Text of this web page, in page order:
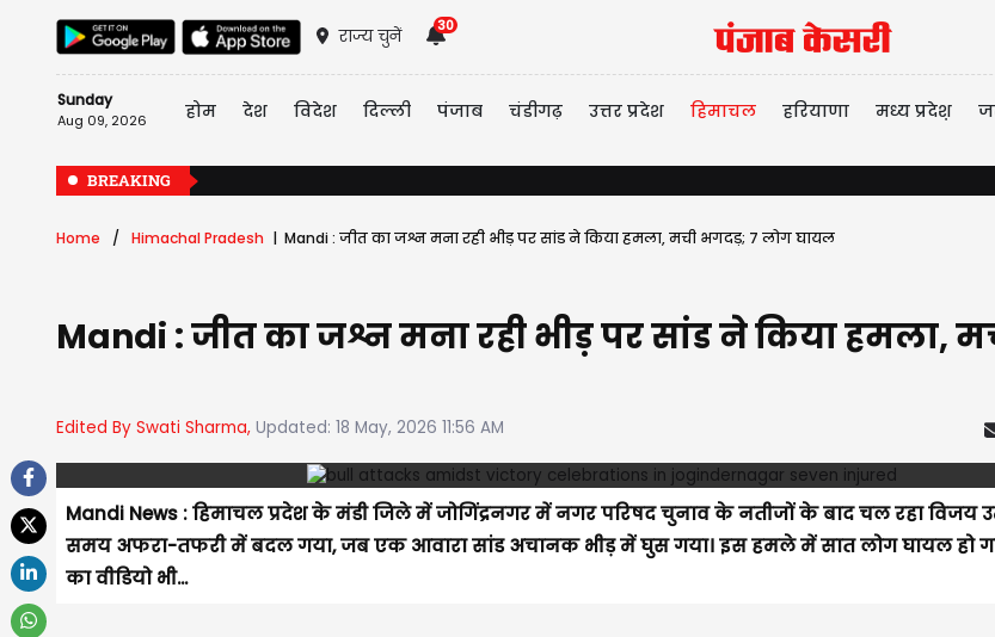
राज्य चुनें
30
Sunday
Aug 09, 2026 होम देश विदेश दिल्ली पंजाब चंडीगढ़ उत्तर प्रदेश हिमाचल हरियाणा मध्य प्रदेश़
BREAKING
Home Himachal Pradesh Mandi : जीत का जश्न मना रही भीड़ पर सांड ने किया हमला, मची भगदड़; 7 लोग घायल
Mandi : जीत का जश्न मना रही भीड़ पर सांड ने किया हमला,
Edited By Swati Sharma, Updated: 18 May, 2026 11:56 AM
Mandi News : हिमाचल प्रदेश के मंडी जिले में जोगिंद्रनगर में नगर परिषद चुनाव के नतीजों के बाद चल रहा विजय
समय अफरा-तफरी में बदल गया, जब एक आवारा सांड अचानक भीड़ में घुस गया। इस हमले में सात लोग घायल हो
का वीडियो भी...